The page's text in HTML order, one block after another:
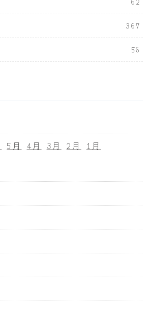
367
56
5月 4月 3月 2月 1月